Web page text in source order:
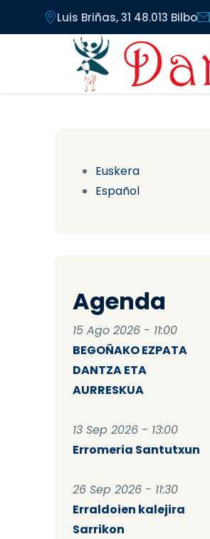
Pasar al contenido principal
Luis Briñas, 31 48.013 Bilbo
Euskera
Español
Agenda
15 Ago 2026 - 11:00
BEGOÑAKO EZPATA
DANTZA ETA
AURRESKUA
13 Sep 2026 - 13:00
Erromeria Santutxun
26 Sep 2026 - 11:30
Erraldoien kalejira
Sarrikon